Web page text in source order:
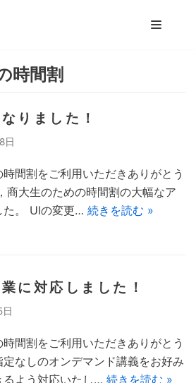
割
割について
ー
時間割
りました！
日
間割をご利用いただきありがとう
商大生のための時間割の大幅なア
た。 UIの変更… 続きを読む »
に対応しました！
間割をご利用いただきありがとう
なしのオンデマンド講義をお好み
るよう対応いたし… 続きを読む »